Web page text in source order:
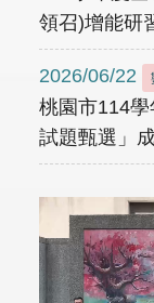
領召)增能研
2026/06/22
桃園市114
試題甄選」